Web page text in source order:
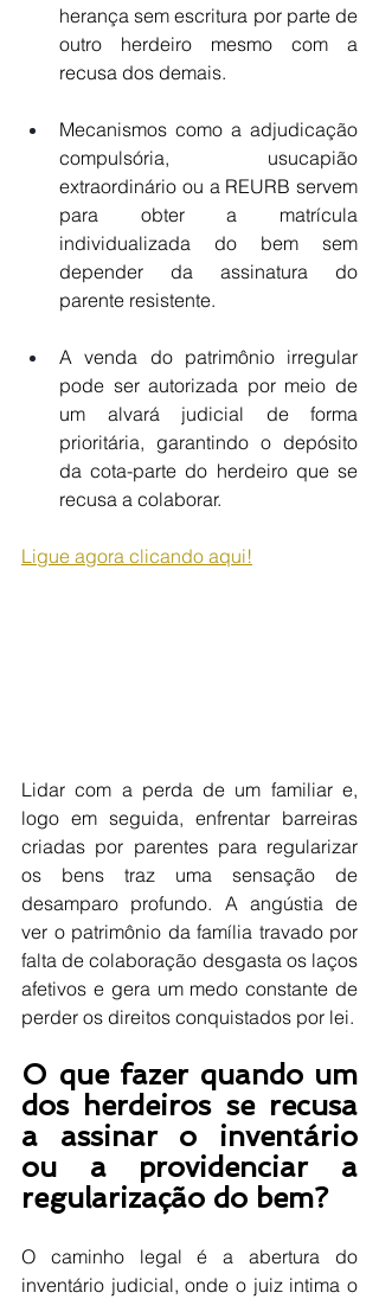
herança sem escritura por parte de
outro herdeiro mesmo com a
recusa dos demais.
Mecanismos como a adjudicação
compulsória, usucapião
extraordinário ou a REURB servem
para obter a matrícula
individualizada do bem sem
depender da assinatura do
parente resistente.
A venda do patrimônio irregular
pode ser autorizada por meio de
um alvará judicial de forma
prioritária, garantindo o depósito
da cota-parte do herdeiro que se
recusa a colaborar.
Ligue agora clicando aqui!
Lidar com a perda de um familiar e,
logo em seguida, enfrentar barreiras
criadas por parentes para regularizar
os bens traz uma sensação de
desamparo profundo. A angústia de
ver o patrimônio da família travado por
falta de colaboração desgasta os laços
afetivos e gera um medo constante de
perder os direitos conquistados por lei.
O que fazer quando um
dos herdeiros se recusa
a assinar o inventário
ou a providenciar a
regularização do bem?
O caminho legal é a abertura do
inventário judicial, onde o juiz intima o